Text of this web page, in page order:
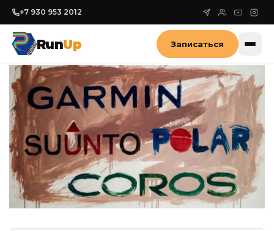
+7 930 953 2012
RunUp Записаться